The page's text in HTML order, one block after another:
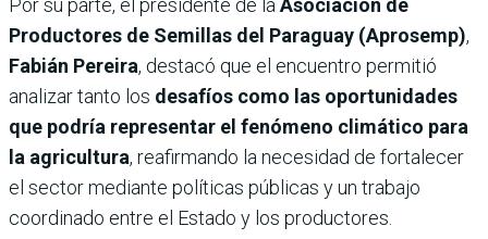
Por su parte, el presidente de la Asociación de
Productores de Semillas del Paraguay (Aprosemp),
Fabián Pereira, destacó que el encuentro permitió
analizar tanto los desafíos como las oportunidades
que podría representar el fenómeno climático para
la agricultura, reafirmando la necesidad de fortalecer
el sector mediante políticas públicas y un trabajo
coordinado entre el Estado y los productores.